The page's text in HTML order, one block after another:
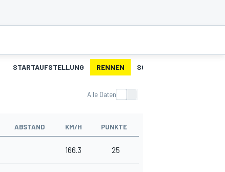
STARTAUFSTELLUNG RENNEN SCHNELLSTE RUNDEN
Alle Daten
ABSTAND KM/H PUNKTE
166.3 25